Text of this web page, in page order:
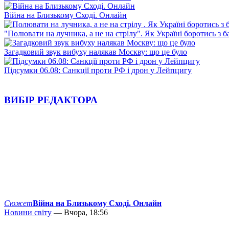
Війна на Близькому Сході. Онлайн
"Полювати на лучника, а не на стрілу". Як Україні боротись з
Загадковий звук вибуху налякав Москву: що це було
Підсумки 06.08: Санкції проти РФ і дрон у Лейпцигу
ВИБІР РЕДАКТОРА
СюжетВійна на Близькому Сході. Онлайн
Новини світу — Вчора, 18:56